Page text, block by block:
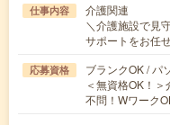
仕事内容
介護関連
＼介護施設で見
サポートをお任
応募資格
ブランクOK / パ
＜無資格OK！
不問！Wワーク